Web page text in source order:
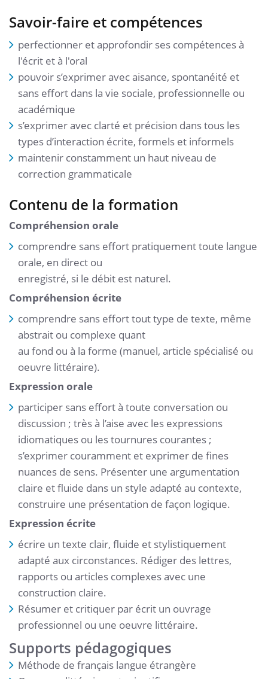
Savoir-faire et compétences
perfectionner et approfondir ses compétences à
l'écrit et à l'oral
pouvoir s’exprimer avec aisance, spontanéité et
sans effort dans la vie sociale, professionnelle ou
académique
s’exprimer avec clarté et précision dans tous les
types d’interaction écrite, formels et informels
maintenir constamment un haut niveau de
correction grammaticale
Contenu de la formation
Compréhension orale
comprendre sans effort pratiquement toute langue
orale, en direct ou
enregistré, si le débit est naturel.
Compréhension écrite
comprendre sans effort tout type de texte, même
abstrait ou complexe quant
au fond ou à la forme (manuel, article spécialisé ou
oeuvre littéraire).
Expression orale
participer sans effort à toute conversation ou
discussion ; très à l’aise avec les expressions
idiomatiques ou les tournures courantes ;
s’exprimer couramment et exprimer de fines
nuances de sens. Présenter une argumentation
claire et fluide dans un style adapté au contexte,
construire une présentation de façon logique.
Expression écrite
écrire un texte clair, fluide et stylistiquement
adapté aux circonstances. Rédiger des lettres,
rapports ou articles complexes avec une
construction claire.
Résumer et critiquer par écrit un ouvrage
professionnel ou une oeuvre littéraire.
Supports pédagogiques
Méthode de français langue étrangère